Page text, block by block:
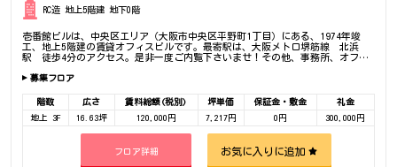
RC造 地上5階建 地下0階
壱番館ビルは、中央区エリア（大阪市中央区平野町1丁目）にある、1974年竣
工、地上5階建の賃貸オフィスビルです。最寄駅は、大阪メトロ堺筋線 北浜
駅 徒歩4分のアクセス。是非一度ご内覧下さいませ！その他、事務所、オフィ
募集フロア
階数 広さ 賃料総額(税別) 坪単価 保証金・敷金
礼金
地上 3F
16.63坪 120,000円 7,217円 0円 300,000円
フロア詳細 お気に入りに追加